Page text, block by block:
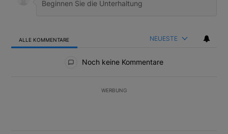
ALLE KOMMENTARE NEUESTE
Noch keine Kommentare
WERBUNG